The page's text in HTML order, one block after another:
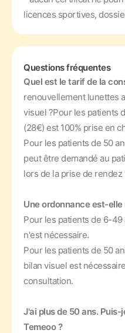
licences sportives,
Questions fréquentes
Quel est le tarif de la
renouvellement lunettes
visuel ?Pour les patients
(28€) est 100% prise en
Pour les patients de 50
peut être demandé au
lors de la prise de rendez
Une ordonnance est-elle
Pour les patients de 6-
n'est nécessaire.
Pour les patients de 50
bilan visuel est
consultation.
J'ai plus de 50 ans.
Temeoo ?